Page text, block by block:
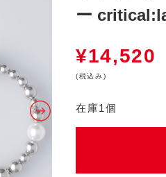
ー
¥14,520
(税込み)
在庫1個